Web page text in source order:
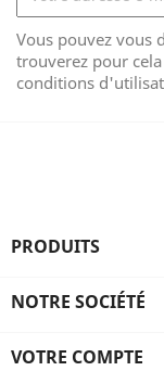
Vous pouvez vous
trouverez pour
conditions
PRODUITS
NOTRE SOCIÉTÉ
VOTRE COMPTE